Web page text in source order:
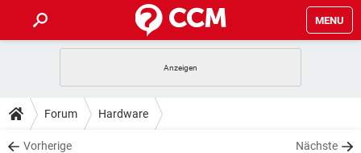
MENU
ANDROID
WINDOWS 10
TIPPS & TRICKS
SPIELE
DOWNLOADS
Forum Hardware
Vorherige Nächste